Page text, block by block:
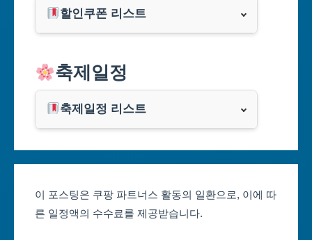
대구광역시
인천광역시
광주광역시
대전광역시
할인쿠폰 리스트
쿠팡
클룩
축제일정
축제일정 리스트
대구축제 일정
이 포스팅은 쿠팡 파트너스 활동의 일환으로, 이에 따
른 일정액의 수수료를 제공받습니다.